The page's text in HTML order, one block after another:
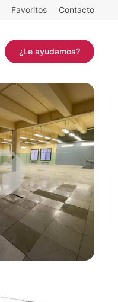
Favoritos Contacto
¿Le ayudamos?